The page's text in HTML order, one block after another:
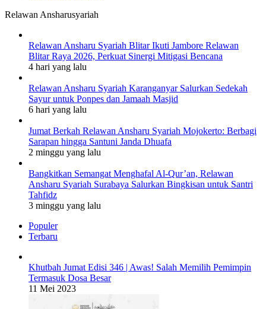
Relawan Ansharusyariah
Relawan Ansharu Syariah Blitar Ikuti Jambore Relawan
Blitar Raya 2026, Perkuat Sinergi Mitigasi Bencana
4 hari yang lalu
Relawan Ansharu Syariah Karanganyar Salurkan Sedekah
Sayur untuk Ponpes dan Jamaah Masjid
6 hari yang lalu
Jumat Berkah Relawan Ansharu Syariah Mojokerto: Berbagi
Sarapan hingga Santuni Janda Dhuafa
2 minggu yang lalu
Bangkitkan Semangat Menghafal Al-Qur’an, Relawan
Ansharu Syariah Surabaya Salurkan Bingkisan untuk Santri
Tahfidz
3 minggu yang lalu
Populer
Terbaru
Khutbah Jumat Edisi 346 | Awas! Salah Memilih Pemimpin
Termasuk Dosa Besar
11 Mei 2023